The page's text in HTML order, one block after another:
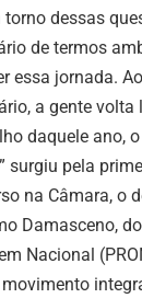
dessas
de termos
essa jornada.
a gente volta
daquele ano,
surgiu pela
na Câmara, o
Damasceno,
Nacional